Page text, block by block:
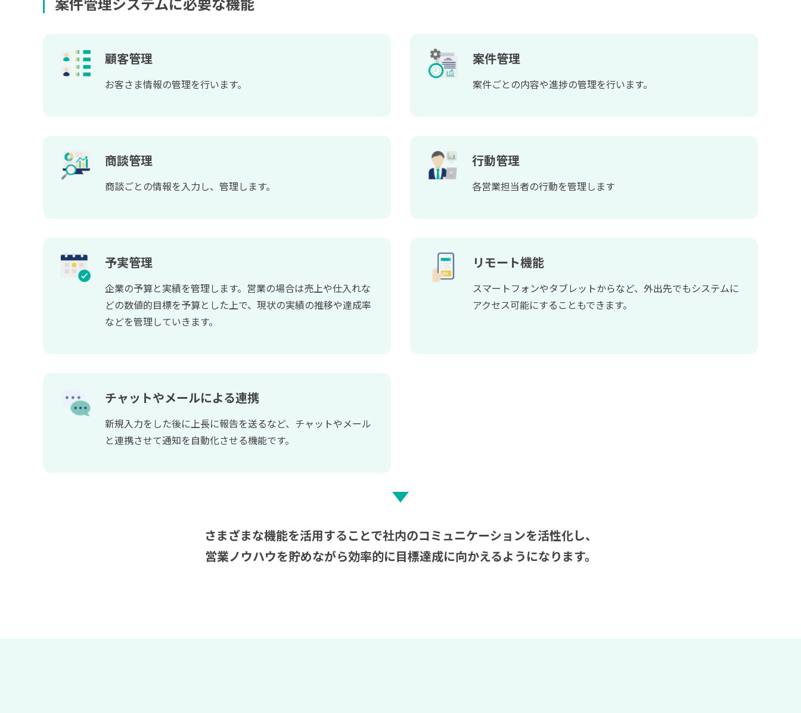
案件管理システムに必要な機能
顧客管理
お客さま情報の管理を行います。
案件管理
案件ごとの内容や進捗の管理を行います。
商談管理
商談ごとの情報を入力し、管理します。
行動管理
各営業担当者の行動を管理します
予実管理
企業の予算と実績を管理します。営業の場合は売上や仕入れな
どの数値的目標を予算とした上で、現状の実績の推移や達成率
などを管理していきます。
リモート機能
スマートフォンやタブレットからなど、外出先でもシステムに
アクセス可能にすることもできます。
チャットやメールによる連携
新規入力をした後に上長に報告を送るなど、チャットやメール
と連携させて通知を自動化させる機能です。
さまざまな機能を活用することで社内のコミュニケーションを活性化し、
営業ノウハウを貯めながら効率的に目標達成に向かえるようになります。